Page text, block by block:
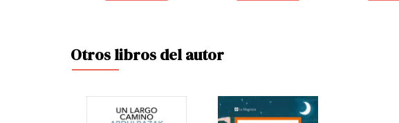
Otros libros del autor